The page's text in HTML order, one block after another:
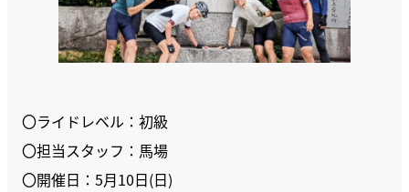
〇ライドレベル：初級
〇担当スタッフ：馬場
〇開催日：5月10日(日)